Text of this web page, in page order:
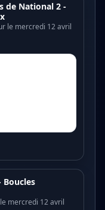
de National 2 -
le mercredi 12 avril
Boucles
mercredi 12 avril